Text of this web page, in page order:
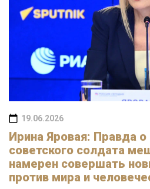
19.06.2026
Ирина Яровая: Правда о
советского солдата
намерен совершать
против мира и